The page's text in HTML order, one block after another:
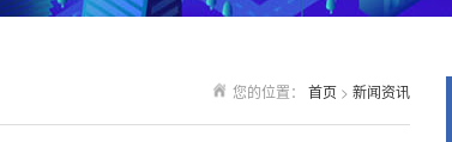
您的位置： 首页 > 新闻资讯